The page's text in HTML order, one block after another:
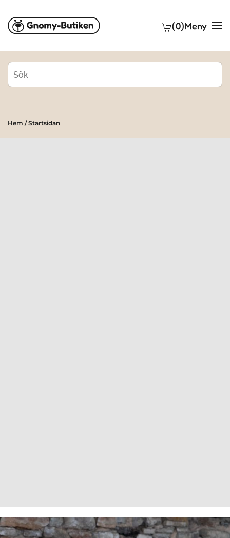
Skip to main content (0)Meny
Hem / Startsidan